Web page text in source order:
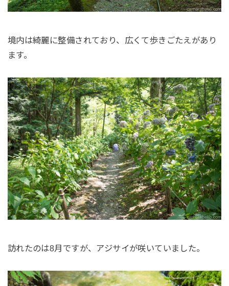
境内は綺麗に整備されており、広くて歩きごたえがあり
ます。
訪れたのは8月ですが、アジサイが咲いていました。